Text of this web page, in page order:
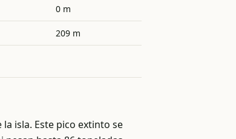
0 m
209 m
isla. Este pico extinto se